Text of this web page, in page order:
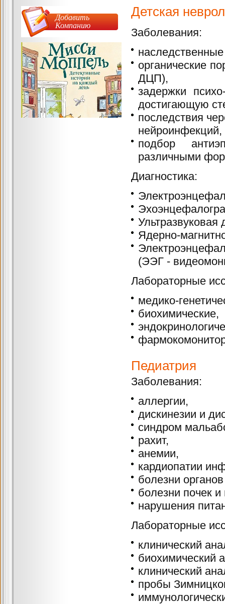
Детская
Заболевания:
органические
ДЦП),
задержки
достигающую
последствия
подбор
различными
Диагностика:
Ядерно-
(ЭЭГ -
Лабораторные
медико-
биохимические,
Педиатрия
Заболевания:
аллергии,
дискинезии и
синдром
рахит,
анемии,
кардиопатии
болезни
болезни почек
нарушения
Лабораторные
клинический
биохимический
клинический
пробы
Добавить
Компанию